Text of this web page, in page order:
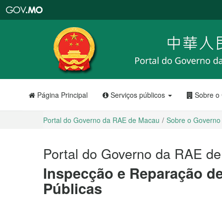
RAE
de
Macau
Página Principal Serviços públicos Sobre
Portal do Governo da RAE de Macau Sobre o Governo
Portal do Governo da RAE
Inspecção e Reparação
Públicas